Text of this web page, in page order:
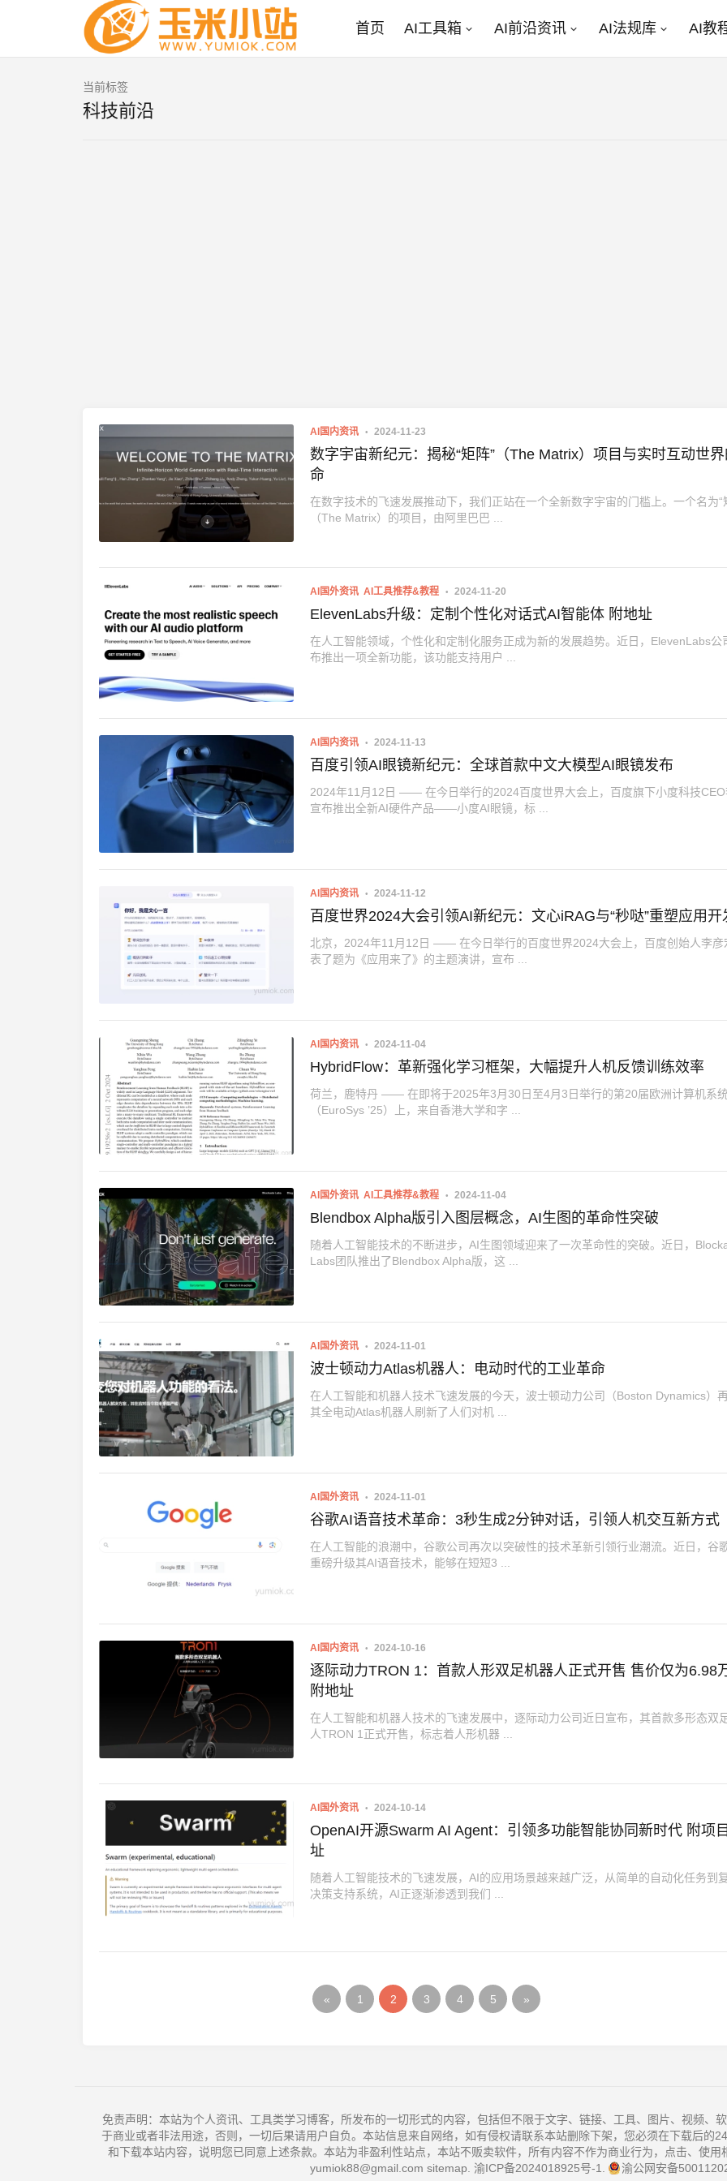
首页 AI工具箱 AI前沿资讯 AI法规库 AI教
当前标签
科技前沿
AI国内资讯 2024-11-23
数字宇宙新纪元：揭秘“矩阵”（The Matrix）项目与实时互动世
命
在数字技术的飞速发展推动下，我们正站在一个全新数字宇宙的门槛上。一个名为“
（The Matrix）的项目，由阿里巴巴 ...
AI国外资讯 AI工具推荐&教程 2024-11-20
ElevenLabs升级：定制个性化对话式AI智能体 附地址
在人工智能领域，个性化和定制化服务正成为新的发展趋势。近日，ElevenLabs公
布推出一项全新功能，该功能支持用户 ...
AI国内资讯 2024-11-13
百度引领AI眼镜新纪元：全球首款中文大模型AI眼镜发布
2024年11月12日 —— 在今日举行的2024百度世界大会上，百度旗下小度科技
宣布推出全新AI硬件产品——小度AI眼镜，标 ...
AI国内资讯 2024-11-12
百度世界2024大会引领AI新纪元：文心iRAG与“秒哒”重塑应用开
北京，2024年11月12日 —— 在今日举行的百度世界2024大会上，百度创始人李彦
表了题为《应用来了》的主题演讲，宣布 ...
AI国内资讯 2024-11-04
HybridFlow：革新强化学习框架，大幅提升人机反馈训练效率
荷兰，鹿特丹 —— 在即将于2025年3月30日至4月3日举行的第20届欧洲计算机系
（EuroSys ’25）上，来自香港大学和字 ...
AI国外资讯 AI工具推荐&教程 2024-11-04
Blendbox Alpha版引入图层概念，AI生图的革命性突破
随着人工智能技术的不断进步，AI生图领域迎来了一次革命性的突破。近日，
Labs团队推出了Blendbox Alpha版，这 ...
AI国外资讯 2024-11-01
波士顿动力Atlas机器人：电动时代的工业革命
在人工智能和机器人技术飞速发展的今天，波士顿动力公司（Boston Dynamics）
其全电动Atlas机器人刷新了人们对机 ...
AI国外资讯 2024-11-01
谷歌AI语音技术革命：3秒生成2分钟对话，引领人机交互新方式
在人工智能的浪潮中，谷歌公司再次以突破性的技术革新引领行业潮流。近日，谷
重磅升级其AI语音技术，能够在短短3 ...
AI国内资讯 2024-10-16
逐际动力TRON 1：首款人形双足机器人正式开售 售价仅为6.98
附地址
在人工智能和机器人技术的飞速发展中，逐际动力公司近日宣布，其首款多形态双
人TRON 1正式开售，标志着人形机器 ...
AI国外资讯 2024-10-14
OpenAI开源Swarm AI Agent：引领多功能智能协同新时代 附项
址
随着人工智能技术的飞速发展，AI的应用场景越来越广泛，从简单的自动化任务到
决策支持系统，AI正逐渐渗透到我们 ...
« 1 2 3 4 5 »
免责声明：本站为个人资讯、工具类学习博客，所发布的一切形式的内容，包括但不限于文字、链接、工具、图片、视频、
于商业或者非法用途，否则，一切后果请用户自负。本站信息来自网络，如有侵权请联系本站删除下架，您必须在下载后的
和下载本站内容，说明您已同意上述条款。本站为非盈利性站点，本站不贩卖软件，所有内容不作为商业行为，点击、使
yumiok88@gmail.com sitemap 渝ICP备2024018925号-1 渝公网安备